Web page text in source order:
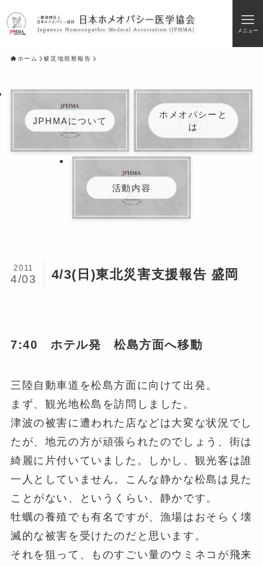
メニュー
ホーム 被災地視察報告
JPHMAについて
ホメオパシーと
は
活動内容
4/3(日)東北災害支援報告 盛岡
2011
4/03
7:40 ホテル発 松島方面へ移動
三陸自動車道を松島方面に向けて出発。
まず、観光地松島を訪問しました。
津波の被害に遭われた店などは大変な状況でし
たが、地元の方が頑張られたのでしょう、街は
綺麗に片付いていました。しかし、観光客は誰
一人としていません。こんな静かな松島は見た
ことがない、というくらい、静かです。
牡蠣の養殖でも有名ですが、漁場はおそらく壊
滅的な被害を受けたのだと思います。
それを狙って、ものすごい量のウミネコが飛来